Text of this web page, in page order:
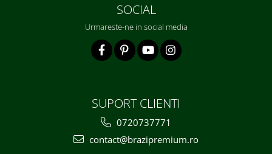
SOCIAL
Urmareste-ne in social media
SUPORT CLIENTI
0720737771
contact@brazipremium.ro